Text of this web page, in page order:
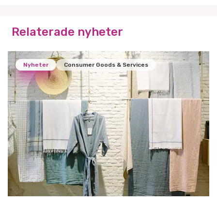
Relaterade nyheter
Nyheter Consumer Goods & Services